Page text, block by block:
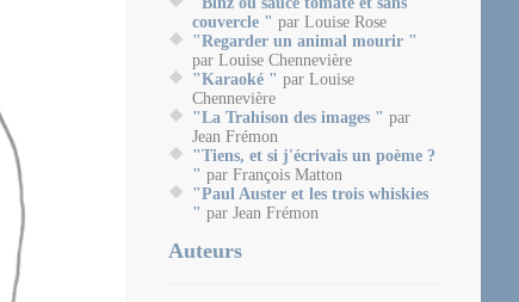
couvercle " par Louise Rose
"Regarder un animal mourir "
par Louise Chennevière
"Karaoké " par Louise
Chennevière
"La Trahison des images " par
Jean Frémon
"Tiens, et si j'écrivais un poème ?
" par François Matton
"Paul Auster et les trois whiskies
" par Jean Frémon
Auteurs